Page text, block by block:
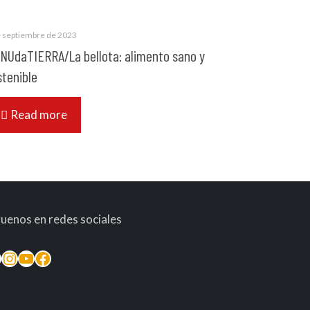
septiembre de 2023
La bellota: alimento sano y
Read more
en redes sociales
Instagram
YouTube
Facebook